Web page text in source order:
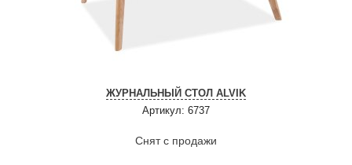
ЖУРНАЛЬНЫЙ СТОЛ ALVIK
Артикул: 6737
Снят с продажи